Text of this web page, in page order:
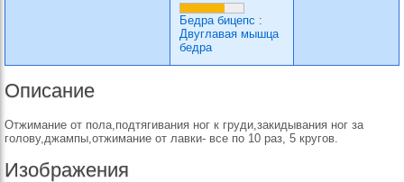
Бедра бицепс :
Двуглавая мышца
бедра
Описание
Отжимание от пола,подтягивания ног к груди,закидывания ног за
голову,джампы,отжимание от лавки- все по 10 раз, 5 кругов.
Изображения